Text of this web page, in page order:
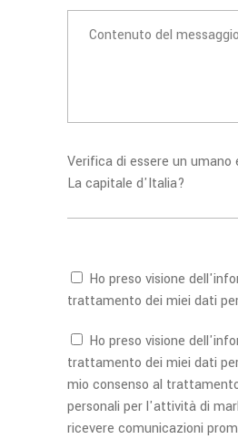
Verifica di essere un umano
La capitale d'Italia?
Ho preso visione dell'
trattamento dei miei dati
Ho preso visione dell'
trattamento dei miei dati
mio consenso al
personali per l'attività di
ricevere comunicazioni